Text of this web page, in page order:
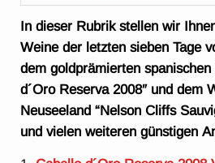
In dieser Rubrik stellen wir
Weine der letzten sieben Tage
dem goldprämierten spanischen
d´Oro Reserva 2008″und dem
Neuseeland “Nelson Cliffs
und vielen weiteren günstigen